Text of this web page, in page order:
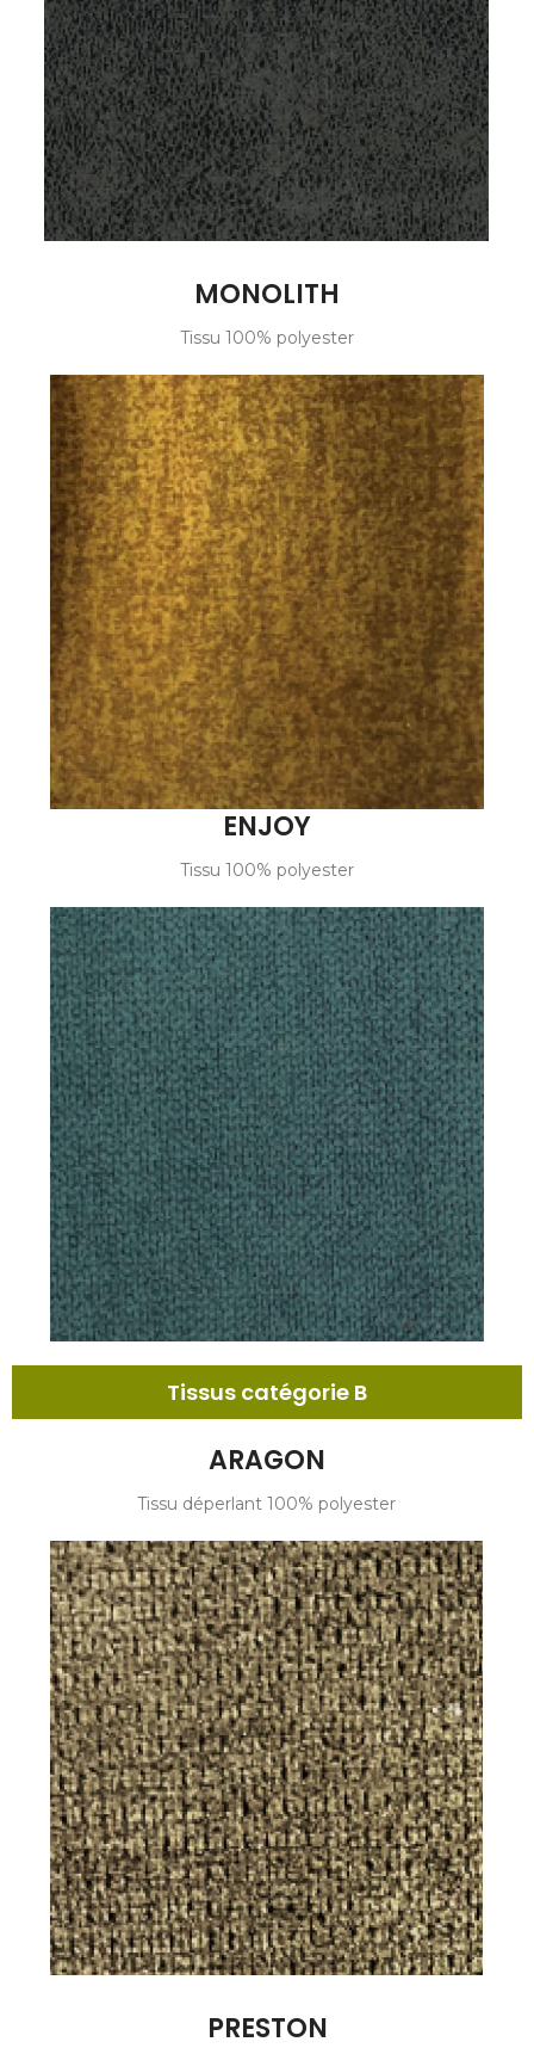
MONOLITH
Tissu 100% polyester
ENJOY
Tissu 100% polyester
Tissus catégorie B
ARAGON
Tissu déperlant 100% polyester
PRESTON